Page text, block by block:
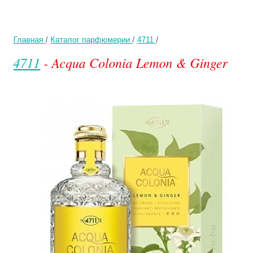
Главная / Каталог парфюмерии /4711 /
4711 - Acqua Colonia Lemon & Ginger